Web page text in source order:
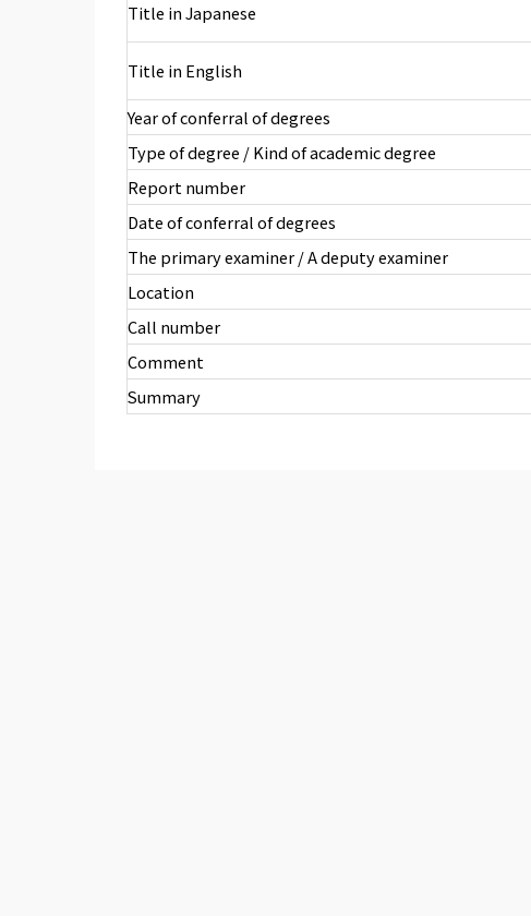
Title in Japanese
Title in English
Year of conferral of degrees
Type of degree / Kind of academic degree
Report number
Date of conferral of degrees
The primary examiner / A deputy examiner
Location
Call number
Comment
Summary